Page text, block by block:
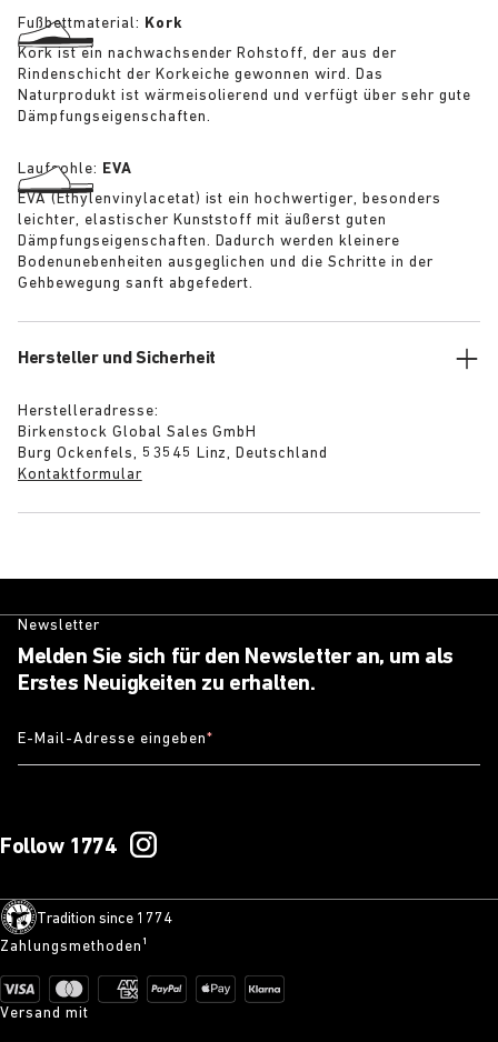
Fußbettmaterial: Kork
Kork ist ein nachwachsender Rohstoff, der aus der
Rindenschicht der Korkeiche gewonnen wird. Das
Naturprodukt ist wärmeisolierend und verfügt über sehr gute
Dämpfungseigenschaften.
Laufsohle: EVA
EVA (Ethylenvinylacetat) ist ein hochwertiger, besonders
leichter, elastischer Kunststoff mit äußerst guten
Dämpfungseigenschaften. Dadurch werden kleinere
Bodenunebenheiten ausgeglichen und die Schritte in der
Gehbewegung sanft abgefedert.
Hersteller und Sicherheit
Herstelleradresse:
Birkenstock Global Sales GmbH
Burg Ockenfels, 53545 Linz, Deutschland
Kontaktformular
Newsletter
Melden Sie sich für den Newsletter an, um als
Erstes Neuigkeiten zu erhalten.
E-Mail-Adresse eingeben*
Follow 1774
Tradition since 1774
Zahlungsmethoden¹
Versand mit